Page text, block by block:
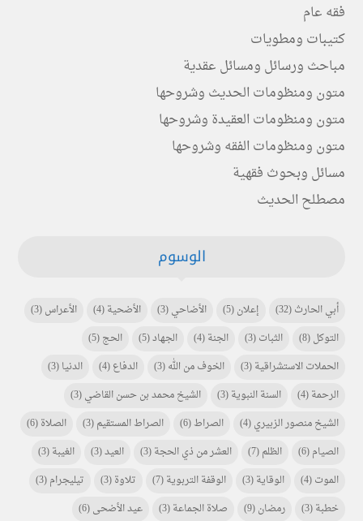
فقه عام
كتيبات ومطويات
مباحث ورسائل ومسائل عقدية
متون ومنظومات الحديث وشروحها
متون ومنظومات العقيدة وشروحها
متون ومنظومات الفقه وشروحها
مسائل وبحوث فقهية
مصطلح الحديث
الوسوم
أبي الحارث(32) إعلان(5) الأضاحي(3) الأضحية(4) الأعراس(3)
التوكل(8) الثبات(3) الجنة(4) الجهاد(5) الحج(5)
الحملات الاستشراقية(3) الخوف من الله(3) الدفاع(4) الدنيا(3)
الرحمة(4) السنة النبوية(3) الشيخ محمد بن حسن القاضي(3)
الشيخ منصور الزبيري(4) الصراط(6) الصراط المستقيم(3) الصلاة(6)
الصيام(6) الظلم(7) العشر من ذي الحجة(3) العيد(3) الغيبة(3)
الموت(4) الوقاية(3) الوقفة التربوية(7) تلاوة(3) تيليجرام(3)
خطبة(3) رمضان(9) صلاة الجماعة(3) عيد الأضحى(6)